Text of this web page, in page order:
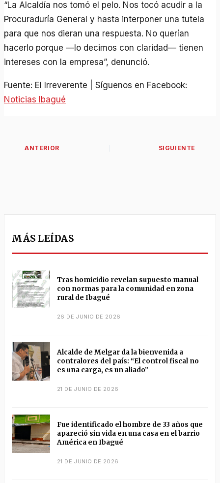
“La Alcaldía nos tomó el pelo. Nos tocó acudir a la
Procuraduría General y hasta interponer una tutela
para que nos dieran una respuesta. No querían
hacerlo porque —lo decimos con claridad— tienen
intereses con la empresa”, denunció.
Fuente: El Irreverente | Síguenos en Facebook:
Noticias Ibagué
MÁS LEÍDAS
Tras homicidio revelan supuesto manual
con normas para la comunidad en zona
rural de Ibagué
26 DE JUNIO DE 2026
Alcalde de Melgar da la bienvenida a
contralores del país: “El control fiscal no
es una carga, es un aliado”
21 DE JUNIO DE 2026
Fue identificado el hombre de 33 años que
apareció sin vida en una casa en el barrio
América en Ibagué
21 DE JUNIO DE 2026